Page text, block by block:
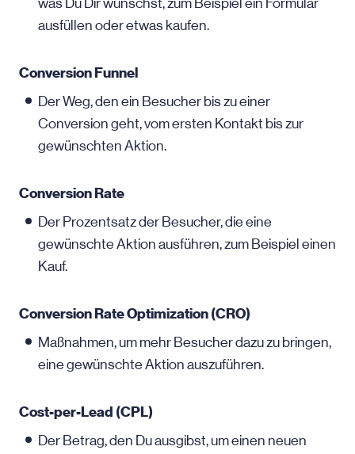
was Du Dir wünschst, zum Beispiel ein Formular
ausfüllen oder etwas kaufen.
Conversion Funnel
Der Weg, den ein Besucher bis zu einer
Conversion geht, vom ersten Kontakt bis zur
gewünschten Aktion.
Conversion Rate
Der Prozentsatz der Besucher, die eine
gewünschte Aktion ausführen, zum Beispiel einen
Kauf.
Conversion Rate Optimization (CRO)
Maßnahmen, um mehr Besucher dazu zu bringen,
eine gewünschte Aktion auszuführen.
Cost-per-Lead (CPL)
Der Betrag, den Du ausgibst, um einen neuen